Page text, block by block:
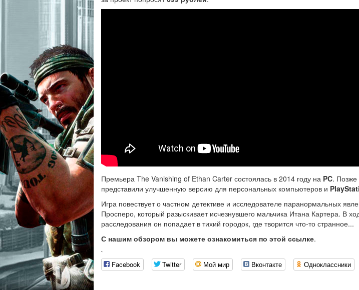
Премьера The Vanishing of Ethan Carter состоялась в 2014 году на PC. Позже
представили улучшенную версию для персональных компьютеров и
Игра повествует о частном детективе и исследователе паранормальных
Просперо, который разыскивает исчезнувшего мальчика Итана Картера. В
расследования он попадает в тихий городок, где творится что-то странное...
С нашим обзором вы можете ознакомиться по этой ссылке.
`
Facebook Twitter Мой мир Вконтакте Одноклассники